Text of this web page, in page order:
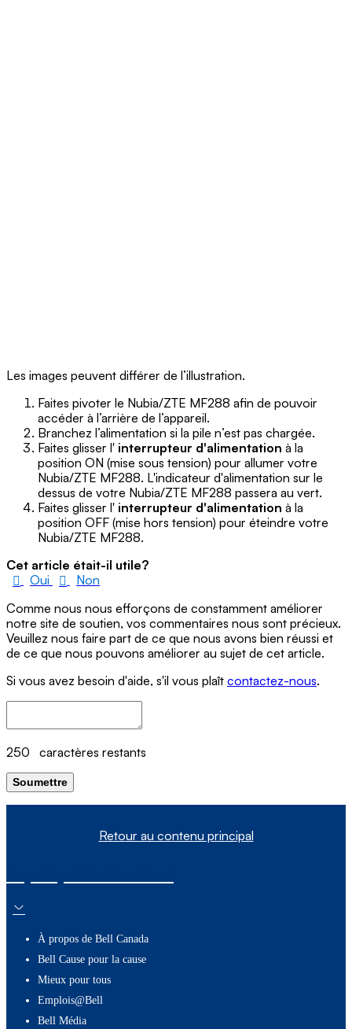
Les images peuvent différer de l’illustration.
Faites pivoter le Nubia/ZTE MF288 afin de pouvoir
accéder à l’arrière de l’appareil.
Branchez l’alimentation si la pile n’est pas chargée.
Faites glisser l' interrupteur d'alimentation à la
position ON (mise sous tension) pour allumer votre
Nubia/ZTE MF288. L'indicateur d'alimentation sur le
dessus de votre Nubia/ZTE MF288 passera au vert.
Faites glisser l' interrupteur d'alimentation à la
position OFF (mise hors tension) pour éteindre votre
Nubia/ZTE MF288.
Cet article était-il utile?
Oui
Non
Comme nous nous efforçons de constamment améliorer
notre site de soutien, vos commentaires nous sont précieux.
Veuillez nous faire part de ce que nous avons bien réussi et
de ce que nous pouvons améliorer au sujet de cet article.
Si vous avez besoin d'aide, s'il vous plaît contactez-nous.
250 caractères restants
Soumettre
Retour au contenu principal
À propos de Bell Canada
Bell Cause pour la cause
Mieux pour tous
Emplois@Bell
Bell Média